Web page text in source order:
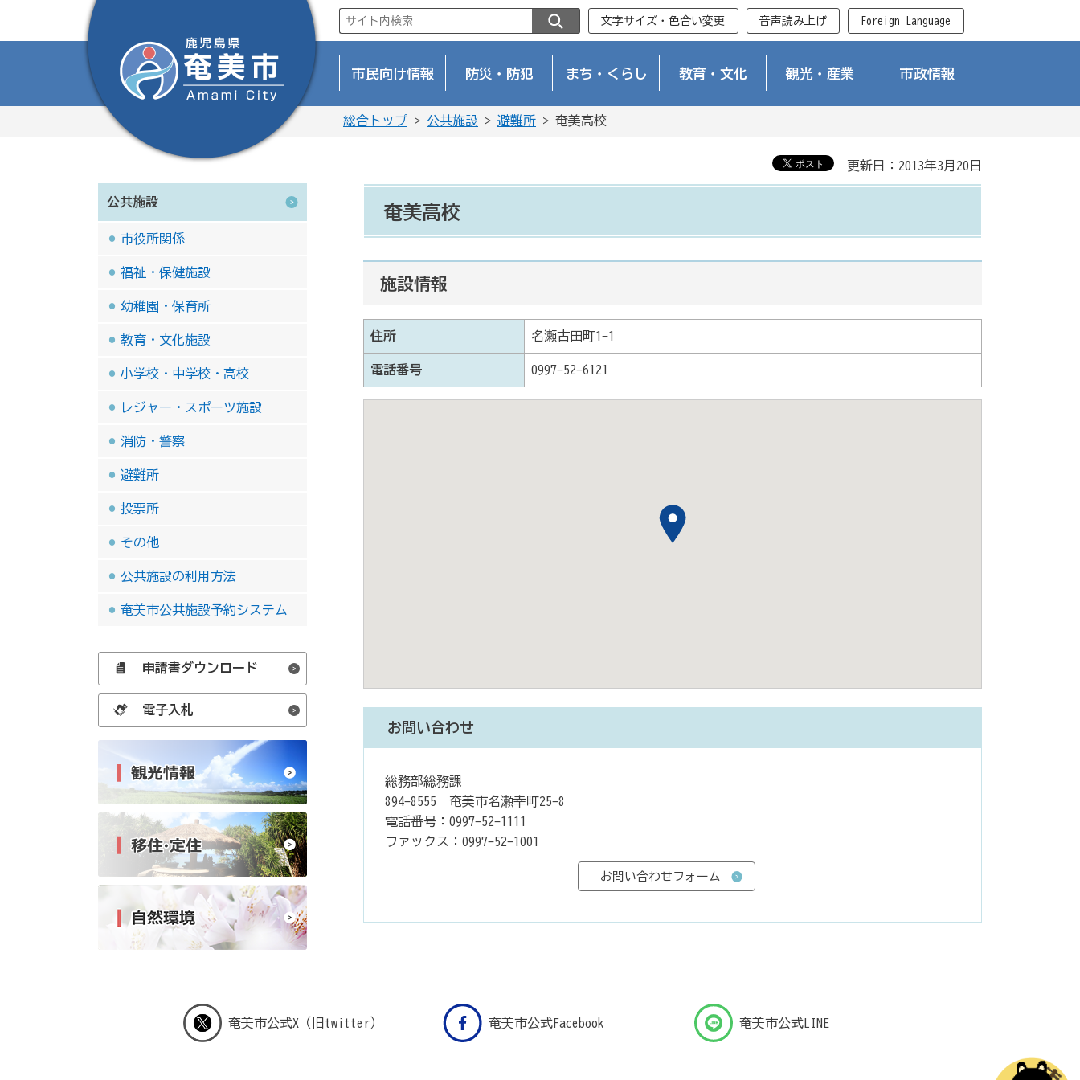
文字サイズ・色合い変更 音声読み上げ Foreign Language
市民向け情報 防災・防犯 まち・くらし 教育・文化 観光・産業 市政情報
総合トップ > 公共施設 > 避難所 > 奄美高校
公共施設
市役所関係
福祉・保健施設
幼稚園・保育所
教育・文化施設
小学校・中学校・高校
レジャー・スポーツ施設
消防・警察
避難所
投票所
その他
公共施設の利用方法
奄美市公共施設予約システム
申請書ダウンロード
電子入札
更新日：2013年3月20日
奄美高校
施設情報
住所 名瀬古田町1-1
電話番号 0997-52-6121
お問い合わせ
総務部総務課
894-8555 奄美市名瀬幸町25-8
電話番号：0997-52-1111
ファックス：0997-52-1001
奄美市公式X（旧twitter） 奄美市公式Facebook 奄美市公式LINE